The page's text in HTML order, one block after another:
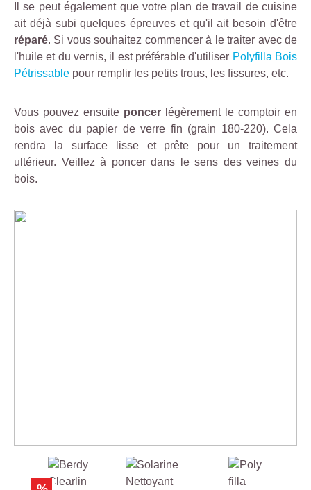
Il se peut également que votre plan de travail de cuisine
ait déjà subi quelques épreuves et qu'il ait besoin d'être
réparé. Si vous souhaitez commencer à le traiter avec de
l'huile et du vernis, il est préférable d'utiliser Polyfilla Bois
Pétrissable pour remplir les petits trous, les fissures, etc.
Vous pouvez ensuite poncer légèrement le comptoir en
bois avec du papier de verre fin (grain 180-220). Cela
rendra la surface lisse et prête pour un traitement
ultérieur. Veillez à poncer dans le sens des veines du
bois.